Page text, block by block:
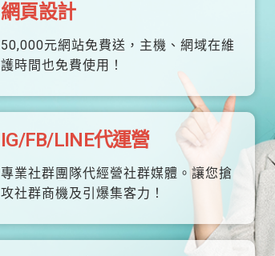
網頁設計
50,000元網站免費送，主機、網域在維
護時間也免費使用！
IG/FB/LINE代運營
專業社群團隊代經營社群媒體。讓您搶
攻社群商機及引爆集客力！